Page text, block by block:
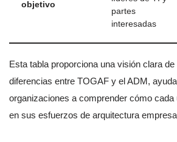
objetivo
partes
interesadas
Esta tabla proporciona una visión clara
diferencias entre TOGAF y el ADM,
organizaciones a comprender cómo cada
en sus esfuerzos de arquitectura